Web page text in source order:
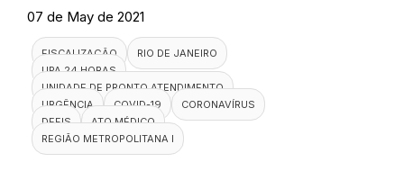
07 de May de 2021
FISCALIZAÇÃO
RIO DE JANEIRO
UPA 24 HORAS
UNIDADE DE PRONTO ATENDIMENTO
URGÊNCIA
COVID-19
CORONAVÍRUS
DEFIS
ATO MÉDICO
REGIÃO METROPOLITANA I